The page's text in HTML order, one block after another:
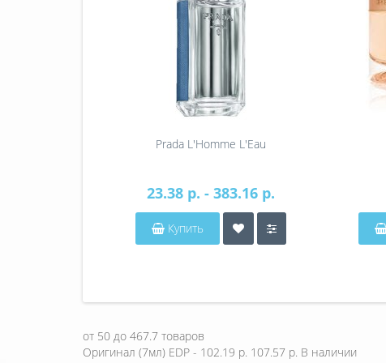
Prada L'Homme L'Eau
23.38 р. - 383.16 р.
Купить
от 50 до 467.7 товаров
Оригинал (7мл) EDP - 102.19 р. 107.57 р. В наличии